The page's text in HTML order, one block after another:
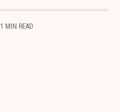
1 MIN READ